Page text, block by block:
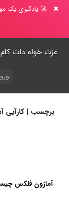
🚀 یادگیری یک
عزت خواه دات کام
برچسب | کارآیی
آمازون فلکس